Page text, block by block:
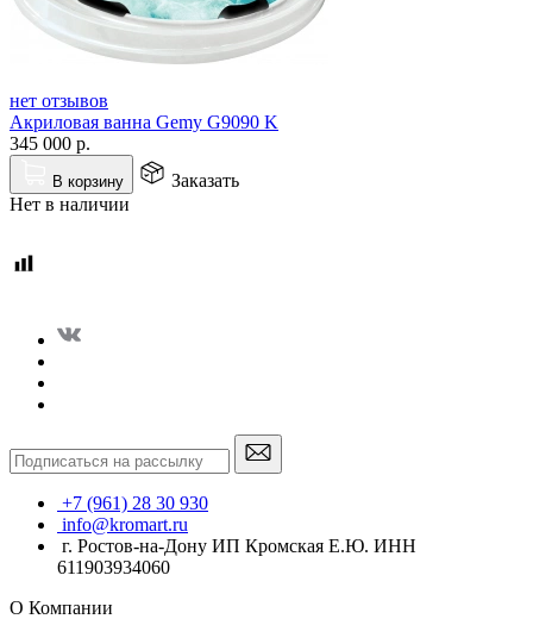
нет отзывов
Акриловая ванна Gemy G9090 K
345 000 р.
В корзину
Заказать
Нет в наличии
+7 (961) 28 30 930
info@kromart.ru
г. Ростов-на-Дону ИП Кромская Е.Ю. ИНН
611903934060
О Компании